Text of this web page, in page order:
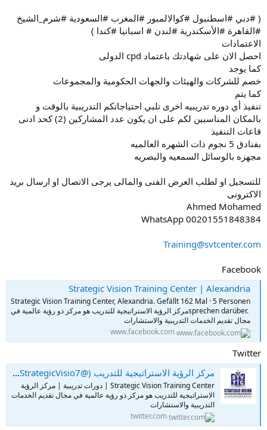
( #دبي #اسطنبول #كوالالمبور #المغرب #السعودية #شرم_الشيخ
#القاهرة #الأسكندرية #لندن # اسبانيا #كندا )
الاعتمادات
احصل الان على شهادتك باعتماد cpd الدولى
كما يوجد
خصم للشركات والهيئات والجهات الحكومية والمجموعات
كما يتم
تنفيذ أي دوره تدريبيه اخرى تلبي احتياجاتكم التدريبية بالوقت و
بالمكان المناسبين لكم على ان يكون عدد المشاركين (2) كحد ادنى
قاعات التنفيذ
بفنادق 5 نجوم ذات الشهره العالميه
مجهزه بالوسائل السمعيه والبصريه
للتسجيل او لطلب العرض الفنى والمالى يرجى الاتصال او ارسال بريد
الاكترونى
Ahmed Mohamed
WhatsApp 00201551848384
Training@svtcenter.com
Facebook
Strategic Vision Training Center | Alexandria
Strategic Vision Training Center, Alexandria. Gefällt 162 Mal · 5 Personen
sprechen darüber. ‎مركز الرؤية الاستراتيجية للتدريب هو مركز ذو رؤية عالمية في
مجال تقديم الخدمات التدريبية والاستشارات‎
www.facebook.com
Twitter
مركز الرؤية الاستراتيجية للتدريب (@StrategicVisio7) on X
Strategic Vision Training Center | دورات تدريبية | مركز الرؤية
الاستراتيجية للتدريب هو مركز ذو رؤية عالمية في مجال تقديم الخدمات
التدريبية والاستشارات
twitter.com